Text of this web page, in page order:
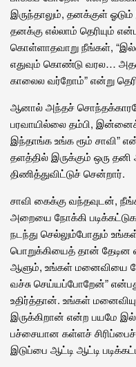
இருந்தாலும், தனக்குள்
தனக்கு எல்லாம் தெரியும்
கொள்ளாதவாறு நீங்கள்,
எதுவும் கொண்டு வரல…
காலைல வர்றோம்” என்று
ஆனால் அந்தச்
பரவாயில்லை தம்பி,
இந்தாங்க உங்க ரூம் சாவி”
தளத்தில் இருக்கும் ஒரு
திணித்துவிட்டுச் சென்றார்.
சாவி கைக்கு வந்தவுடன்,
அறையை நோக்கி
நடந்து செல்லும்போதும்
பொறுக்கியைத் தான் தேடின
ஆளும், உங்கள் மனைவியை
வச்சு செய்யப்போறேன்”
உதிர்த்தான். உங்கள்
இருக்கிறான் என்ற பயமே
பச்சையான கள்ளச் சிரிப்பைச்
இடுப்பை ஆட்டி ஆட்டி